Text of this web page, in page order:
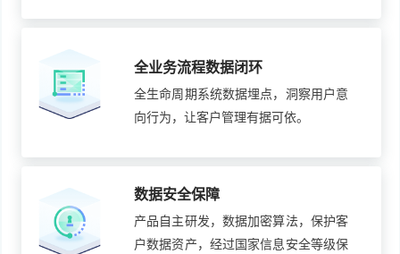
全业务流程数据闭环
全生命周期系统数据埋点，洞察用户意
向行为，让客户管理有据可依。
数据安全保障
产品自主研发，数据加密算法，保护客
户数据资产，经过国家信息安全等级保